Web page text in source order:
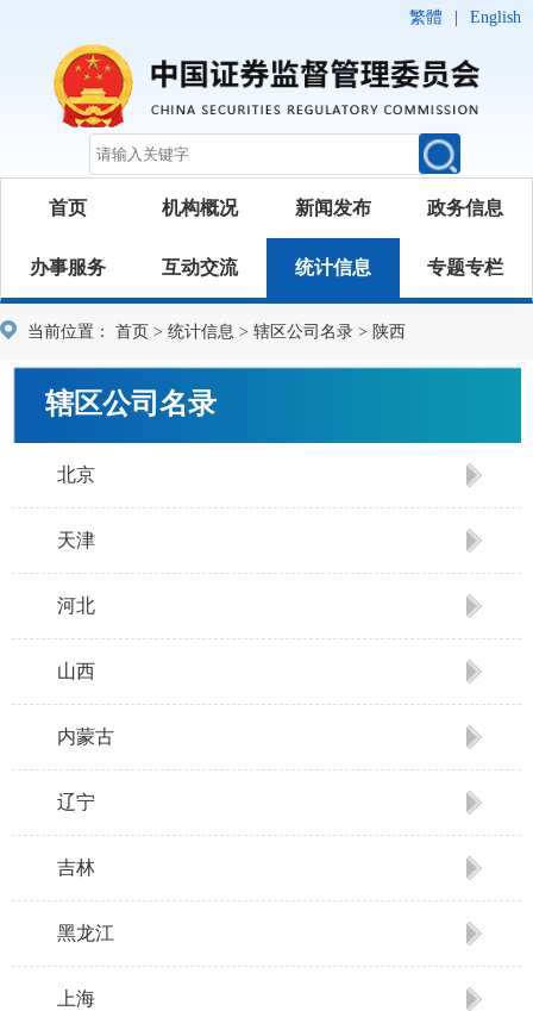
繁體 English
首页 机构概况 新闻发布 政务信息
办事服务 互动交流 统计信息 专题专栏
当前位置： 首页 > 统计信息 > 辖区公司名录 > 陕西
辖区公司名录
北京
天津
河北
山西
内蒙古
辽宁
吉林
黑龙江
上海